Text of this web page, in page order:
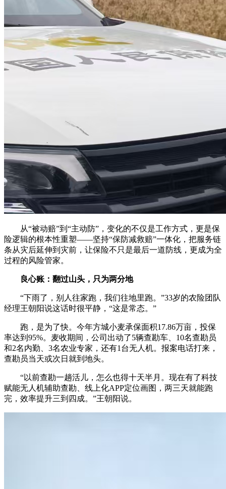
从“被动赔”到“主动防”，变化的不仅是工作方式，更是保
险逻辑的根本性重塑——坚持“保防减救赔”一体化，把服务链
条从灾后延伸到灾前，让保险不只是最后一道防线，更成为全
过程的风险管家。
良心账：翻过山头，只为两分地
“下雨了，别人往家跑，我们往地里跑。”33岁的农险团队
经理王朝阳说这话时很平静，“这是常态。”
跑，是为了快。今年方城小麦承保面积17.86万亩，投保
率达到95%。麦收期间，公司出动了5辆查勘车、10名查勘员
和2名内勤、3名农业专家，还有1台无人机。报案电话打来，
查勘员当天或次日就到地头。
“以前查勘一趟活儿，怎么也得十天半月。现在有了科技
赋能无人机辅助查勘、线上化APP定位画图，两三天就能跑
完，效率提升三到四成。”王朝阳说。